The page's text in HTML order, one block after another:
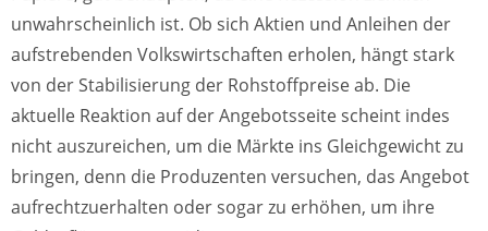
unwahrscheinlich ist. Ob sich Aktien und Anleihen der
aufstrebenden Volkswirtschaften erholen, hängt stark
von der Stabilisierung der Rohstoffpreise ab. Die
aktuelle Reaktion auf der Angebotsseite scheint indes
nicht auszureichen, um die Märkte ins Gleichgewicht zu
bringen, denn die Produzenten versuchen, das Angebot
aufrechtzuerhalten oder sogar zu erhöhen, um ihre